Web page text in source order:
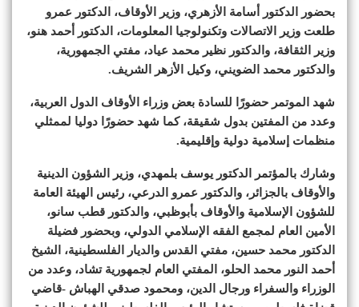
بحضور الدكتور أسامة الأزهري، وزير الأوقاف، الدكتور عمرو
طلعت وزير الاتصالات وتكنولوجيا المعلومات، الدكتور أحمد هنو،
وزير الثقافة، والدكتور نظير محمد عياد، مفتي الجمهورية،
والدكتور محمد الضويني، وكيل الأزهر الشريف.
شهد الموتمر حضورًا للسادة بعض وزراء الأوقاف الدول العربية،
وعدد من المفتين بدول شقيقة، كما شهد حضورًا دوليا لممثلي
منظمات إسلامية دولية وإقليمية.
وشارك بالمؤتمر الدكتور يوسف بلمهدي، وزير الشؤون الدينية
والأوقاف بالجزائر، والدكتور عمرو الدرعي، رئيس الهيئة العامة
للشؤون الإسلامية والأوقاف بأبوظبي، والدكتور قطب سانو،
الأمين العام لمجمع الفقه الإسلامي الدولي، وبحضور فضيلة
الدكتور محمد حسين، مفتي القدس والديار الفلسطينية، الشيخ
أحمد النور محمد الحلو، المفتي العام لجمهورية تشاد، وعدد من
الوزراء والسفراء ورجال الدين، ومحمود صدقي الهباش -قاضي